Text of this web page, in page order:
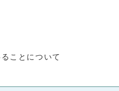
ことについて